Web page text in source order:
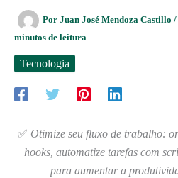
Por Juan José Mendoza Castillo /
minutos de leitura
Tecnologia
✅ Otimize seu fluxo de trabalho:
hooks, automatize tarefas com
para aumentar a